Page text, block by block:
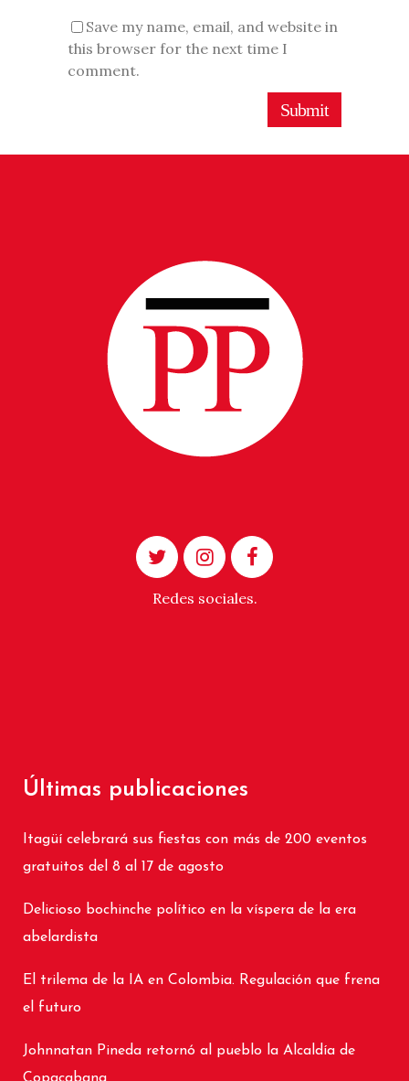
Save my name, email, and website in
this browser for the next time I
comment.
Redes sociales.
Últimas publicaciones
Itagüí celebrará sus fiestas con más de 200 eventos
gratuitos del 8 al 17 de agosto
Delicioso bochinche político en la víspera de la era
abelardista
El trilema de la IA en Colombia. Regulación que frena
el futuro
Johnnatan Pineda retornó al pueblo la Alcaldía de